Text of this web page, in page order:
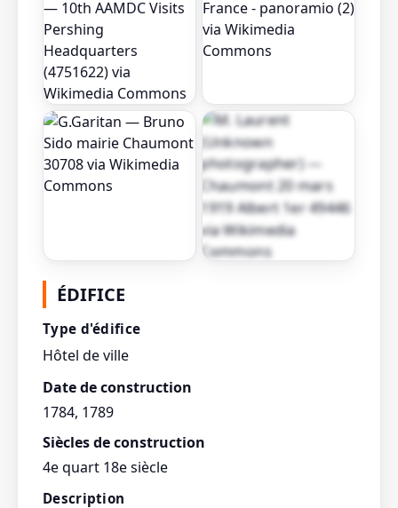
ÉDIFICE
Type d'édifice
Hôtel de ville
Date de construction
1784, 1789
Siècles de construction
4e quart 18e siècle
Description